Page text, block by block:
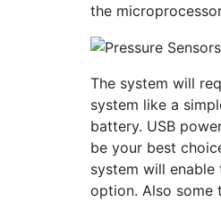
the
The system will
system like a
battery. USB
be your best
system will
option. Also some